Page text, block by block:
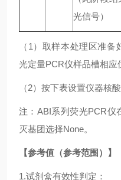
光信号）
（1）取样本处理区准
光定量PCR仪样品槽相应
（2）按下表设置仪器核
注：ABI系列荧光PCR仪
灭基团选择None。
【参考值（参考范围）】
1.试剂盒有效性判定：